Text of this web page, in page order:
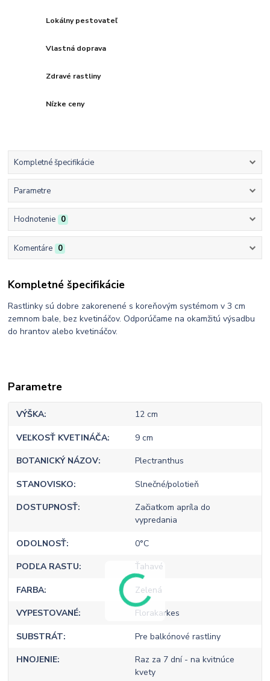
Lokálny pestovateľ
Vlastná doprava
Zdravé rastliny
Nízke ceny
Kompletné špecifikácie
Parametre
Hodnotenie 0
Komentáre 0
Kompletné špecifikácie
Rastlinky sú dobre zakorenené s koreňovým systémom v 3 cm
zemnom bale, bez kvetináčov. Odporúčame na okamžitú výsadbu
do hrantov alebo kvetináčov.
Parametre
VÝŠKA 12 cm
VEĽKOSŤ KVETINÁČA 9 cm
BOTANICKÝ NÁZOV Plectranthus
STANOVISKO Slnečné/polotieň
DOSTUPNOSŤ
Začiatkom apríla do
vypredania
ODOLNOSŤ 0°C
PODĽA RASTU Ťahavé
FARBA Zelená
VYPESTOVANÉ Florakarkes
SUBSTRÁT Pre balkónové rastliny
HNOJENIE
Raz za 7 dní - na kvitnúce
kvety